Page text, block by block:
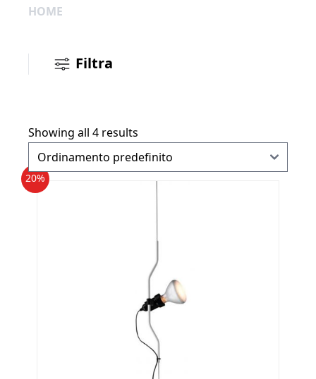
HOME
Filtra
Showing all 4 results
20%